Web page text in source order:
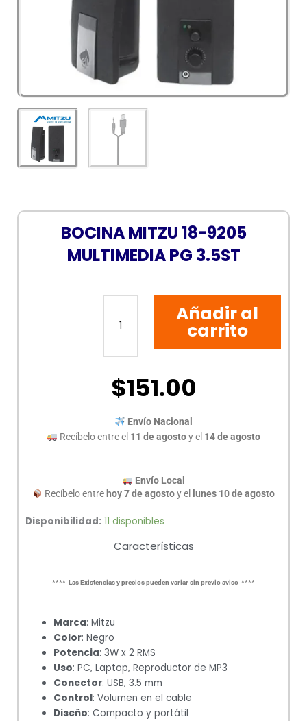
BOCINA MITZU 18-9205
MULTIMEDIA PG 3.5ST
BOCINA
MULTIMEDIA
3.5ST
cantidad
Añadir al
carrito
$151.00
Envío Nacional
Recíbelo entre el 11 de agostoy el 14 de agosto
Envío Local
Recíbelo entre hoy 7 de agostoy el lunes 10 de agosto
Disponibilidad: 11 disponibles
Características
**** Las Existencias y precios pueden variar sin previo aviso ****
Marca: Mitzu
Color: Negro
Potencia: 3W x 2 RMS
Uso: PC, Laptop, Reproductor de MP3
Conector: USB, 3.5 mm
Control: Volumen en el cable
Diseño: Compacto y portátil